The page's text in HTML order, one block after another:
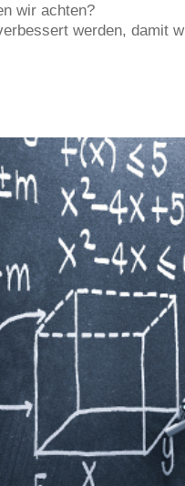
wir achten?
werden, damit